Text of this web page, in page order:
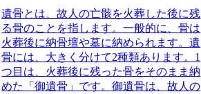
遺骨とは、故人の亡骸を火葬した後に残
る骨のことを指します。一般的に、骨は
火葬後に納骨壇や墓に納められます。遺
骨には、大きく分けて2種類あります。1
つ目は、 火葬後に残った骨をそのまま納
めた「御遺骨」 です。御遺骨は、故人の